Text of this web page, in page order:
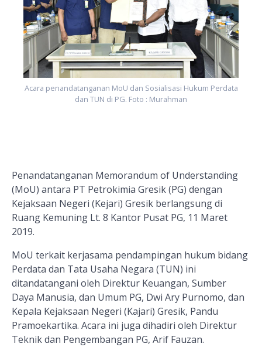
Acara penandatanganan MoU dan Sosialisasi Hukum Perdata
dan TUN di PG. Foto : Murahman
Penandatanganan Memorandum of Understanding
(MoU) antara PT Petrokimia Gresik (PG) dengan
Kejaksaan Negeri (Kejari) Gresik berlangsung di
Ruang Kemuning Lt. 8 Kantor Pusat PG, 11 Maret
2019.
MoU terkait kerjasama pendampingan hukum bidang
Perdata dan Tata Usaha Negara (TUN) ini
ditandatangani oleh Direktur Keuangan, Sumber
Daya Manusia, dan Umum PG, Dwi Ary Purnomo, dan
Kepala Kejaksaan Negeri (Kajari) Gresik, Pandu
Pramoekartika. Acara ini juga dihadiri oleh Direktur
Teknik dan Pengembangan PG, Arif Fauzan.